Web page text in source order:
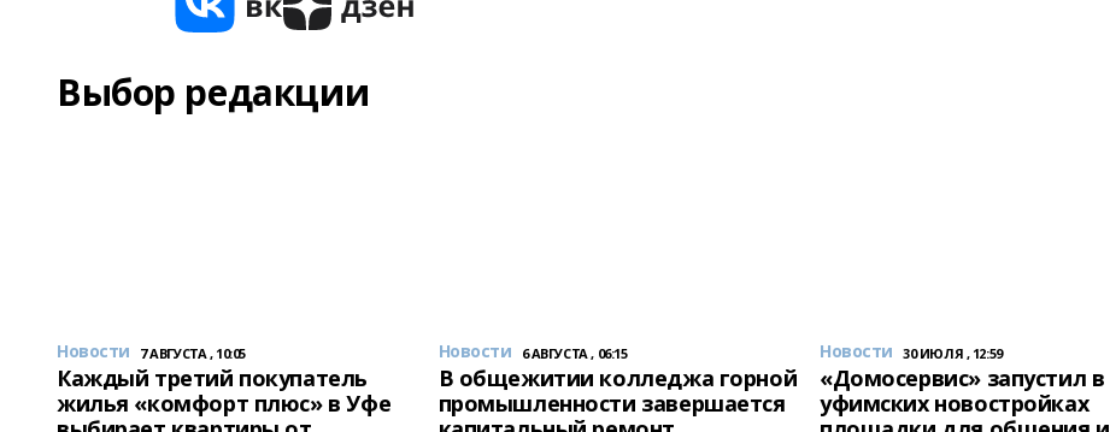
Выбор редакции
Новости 7 АВГУСТА , 10:05
Каждый третий покупатель
жилья «комфорт плюс» в Уфе
Новости 6 АВГУСТА , 06:15
В общежитии колледжа горной
промышленности завершается
Новости 30 ИЮЛЯ , 12:59
«Домосервис» запустил в
уфимских новостройках